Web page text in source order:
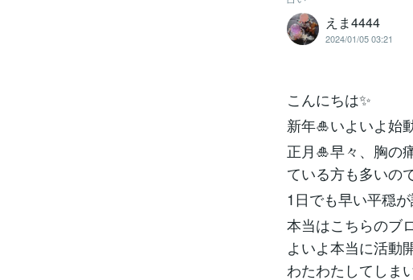
えま4444
2024/01/05 03:21
こんにちは✨
新年🎍いよいよ始
正月🎍早々、胸の
ている方も多いの
1日でも早い平穏
本当はこちらのブ
よいよ本当に活動
わたわたしてしま